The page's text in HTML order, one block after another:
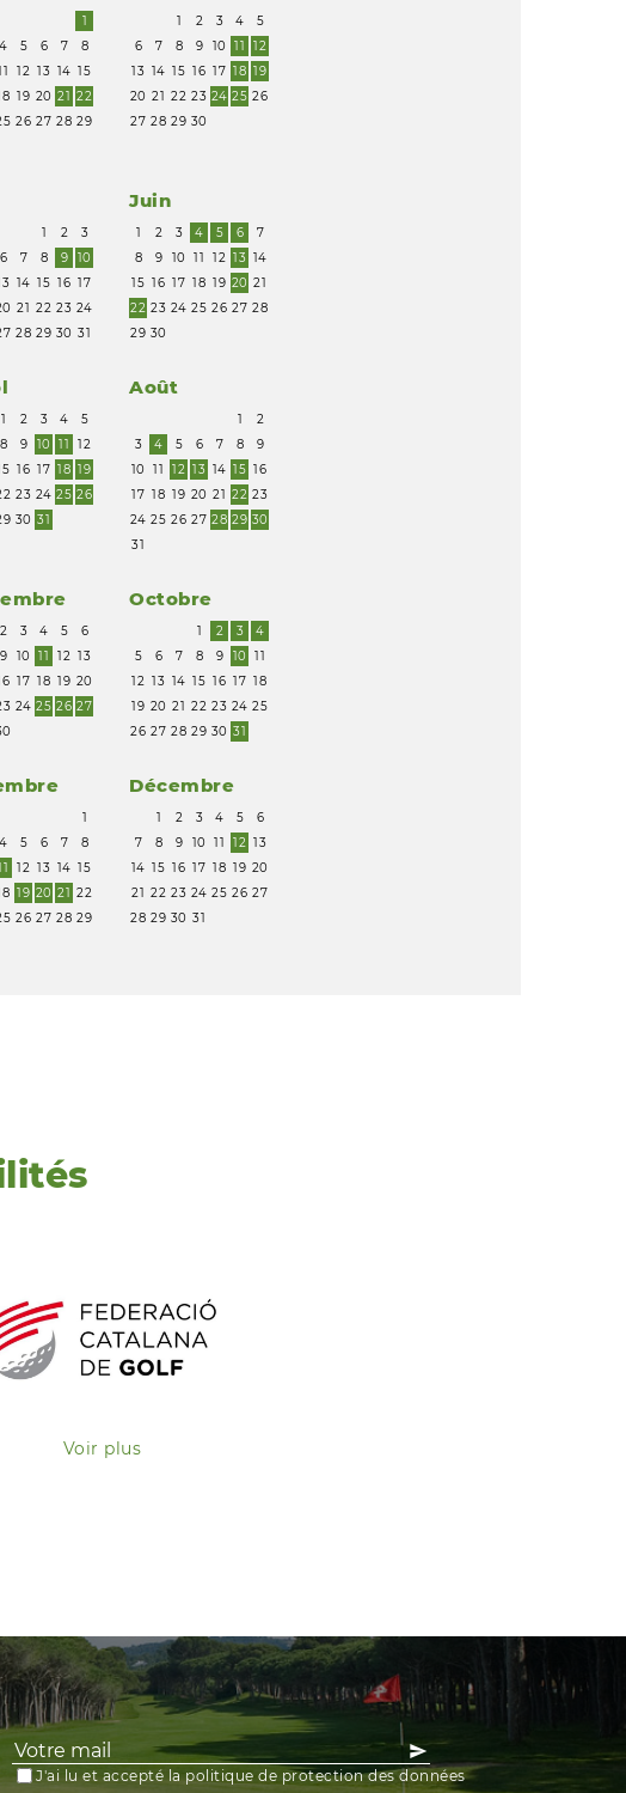
1
4 5 6 7
8
12 13 14 15
19 20 21 22
26 27 28 29
1 2 3 4
5
6
7 8 9 10 11
12
13 14 15 16 17 18 19
20 21 22 23 24 25 26
27 28 29 30
1 2
3
6 7 8 9
10
14 15 16 17
21 22 23 24
28 29 30 31
Juin
1 2 3 4 5 6
7
8
9 10 11 12 13 14
15 16 17 18 19 20 21
22 23 24 25 26 27 28
29 30
1 2 3 4
5
8 9 10 11
12
16 17 18 19
23 24 25 26
30 31
Août
1
2
3
4 5 6 7 8
9
10
11 12 13 14 15 16
17 18 19 20 21 22 23
24 25 26 27 28 29 30
31
2 3 4 5
6
9 10 11 12 13
17 18 19 20
24 25 26 27
Octobre
1 2 3
4
5
6 7 8 9 10
11
12 13 14 15 16 17 18
19 20 21 22 23 24 25
26 27 28 29 30 31
1
4 5 6 7
8
12 13 14 15
19 20 21 22
26 27 28 29
Décembre
1 2 3 4 5
6
7
8 9 10 11 12 13
14 15 16 17 18 19 20
21 22 23 24 25 26 27
28 29 30 31
Voir plus
J'ai lu et accepté la politique de protection des données